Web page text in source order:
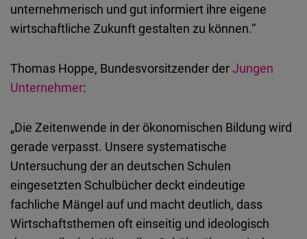
unternehmerisch und gut informiert ihre eigene
wirtschaftliche Zukunft gestalten zu können.“
Thomas Hoppe, Bundesvorsitzender derJungen
Unternehmer:
„Die Zeitenwende in der ökonomischen Bildung wird
gerade verpasst. Unsere systematische
Untersuchung der an deutschen Schulen
eingesetzten Schulbücher deckt eindeutige
fachliche Mängel auf und macht deutlich, dass
Wirtschaftsthemen oft einseitig und ideologisch